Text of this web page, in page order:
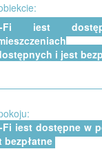
Fi jest
i jest
Fi jest dostępne w
bezpłatne